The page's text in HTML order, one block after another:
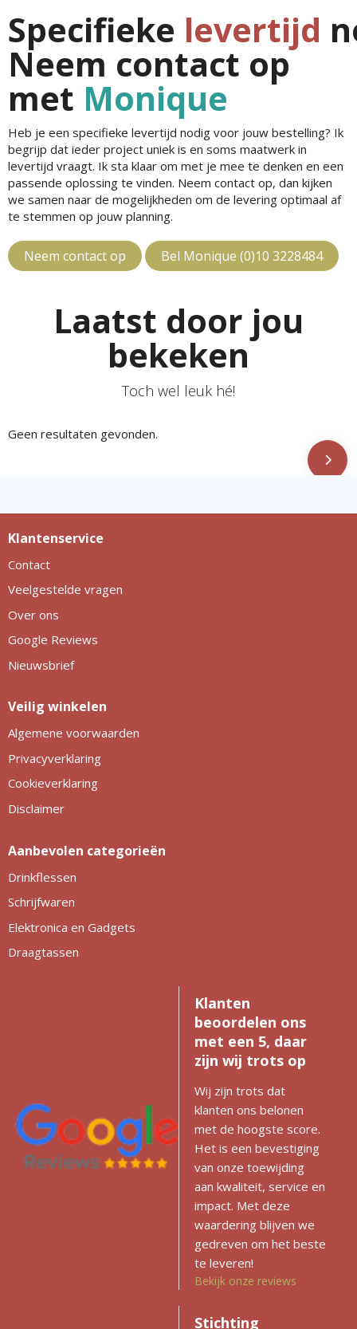
Specifieke levertijd
Neem contact op
met Monique
Heb je een specifieke levertijd nodig voor jouw bestelling? Ik
begrijp dat ieder project uniek is en soms maatwerk in
levertijd vraagt. Ik sta klaar om met je mee te denken en een
passende oplossing te vinden. Neem contact op, dan kijken
we samen naar de mogelijkheden om de levering optimaal af
te stemmen op jouw planning.
Neem contact op Bel Monique (0)10 3228484
Laatst door jou
bekeken
Toch wel leuk hé!
Geen resultaten gevonden.
Klantenservice
Contact
Veelgestelde vragen
Over ons
Google Reviews
Nieuwsbrief
Veilig winkelen
Algemene voorwaarden
Privacyverklaring
Cookieverklaring
Disclaimer
Aanbevolen categorieën
Drinkflessen
Schrijfwaren
Elektronica en Gadgets
Draagtassen
Klanten
beoordelen ons
met een 5, daar
zijn wij trots op
Wij zijn trots dat
klanten ons belonen
met de hoogste score.
Het is een bevestiging
van onze toewijding
aan kwaliteit, service en
impact. Met deze
waardering blijven we
gedreven om het beste
te leveren!
Bekijk onze reviews
Stichting